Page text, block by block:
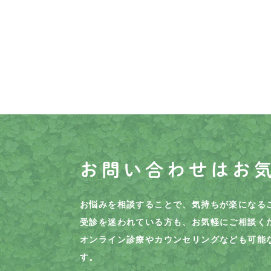
お問い合わせはお
お悩みを相談することで、気持ちが楽になる
受診を迷われている方も、お気軽にご相談く
オンライン診療やカウンセリングなども可能
す。